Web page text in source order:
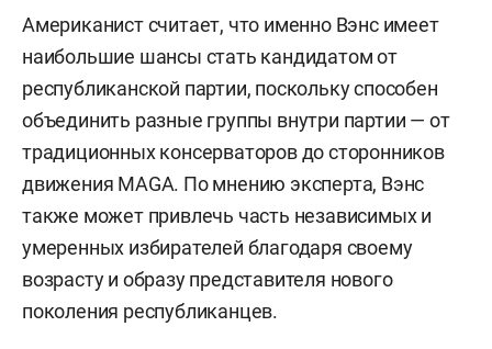
Американист считает, что именно Вэнс имеет
наибольшие шансы стать кандидатом от
республиканской партии, поскольку способен
объединить разные группы внутри партии — от
традиционных консерваторов до сторонников
движения MAGA. По мнению эксперта, Вэнс
также может привлечь часть независимых и
умеренных избирателей благодаря своему
возрасту и образу представителя нового
поколения республиканцев.